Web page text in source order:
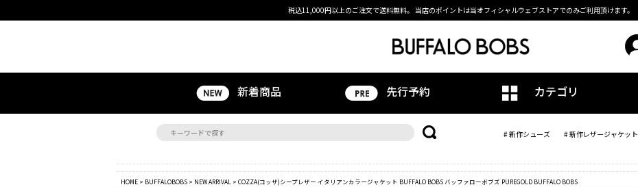
税込11,000円以上のご注文で送料無料。 当店のポイントは当オフィシャルウェブストアでのみご利用頂けます。
新着商品 先行予約 カテゴリ
# 新作シューズ # 新作レザージャケット
HOME > BUFFALOBOBS > NEW ARRIVAL > COZZA(コッザ)シープレザー イタリアンカラージャケット BUFFALO BOBS バッファローボブズ PUREGOLD BUFFALO BOBS